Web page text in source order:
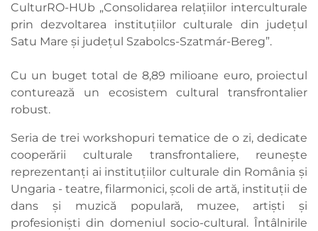
CulturRO-HUb „Consolidarea relațiilor interculturale
prin dezvoltarea instituțiilor culturale din județul
Satu Mare și județul Szabolcs-Szatmár-Bereg”.
Cu un buget total de 8,89 milioane euro, proiectul
conturează un ecosistem cultural transfrontalier
robust.
Seria de trei workshopuri tematice de o zi, dedicate
cooperării culturale transfrontaliere, reunește
reprezentanți ai instituțiilor culturale din România și
Ungaria - teatre, filarmonici, școli de artă, instituții de
dans și muzică populară, muzee, artiști și
profesioniști din domeniul socio-cultural. Întâlnirile